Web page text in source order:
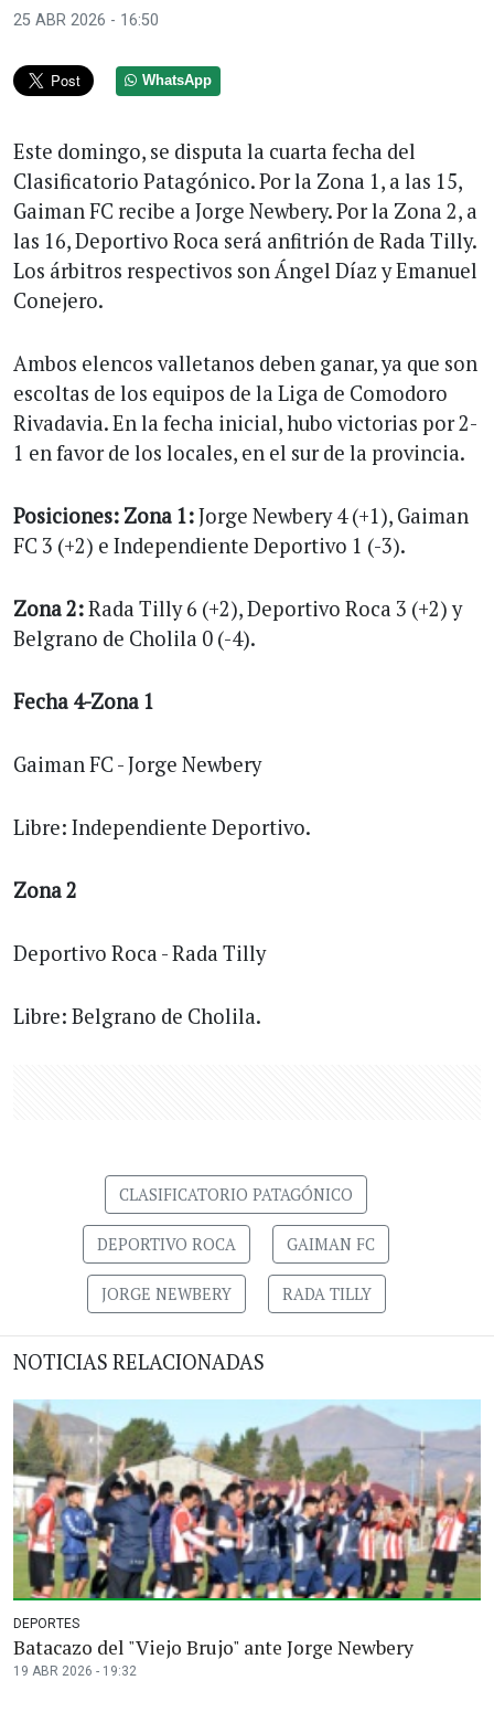
25 ABR 2026 - 16:50
WhatsApp
Este domingo, se disputa la cuarta fecha del
Clasificatorio Patagónico. Por la Zona 1, a las 15,
Gaiman FC recibe a Jorge Newbery. Por la Zona 2, a
las 16, Deportivo Roca será anfitrión de Rada Tilly.
Los árbitros respectivos son Ángel Díaz y Emanuel
Conejero.
Ambos elencos valletanos deben ganar, ya que son
escoltas de los equipos de la Liga de Comodoro
Rivadavia. En la fecha inicial, hubo victorias por 2-
1 en favor de los locales, en el sur de la provincia.
Posiciones: Zona 1:Jorge Newbery 4 (+1), Gaiman
FC 3 (+2) e Independiente Deportivo 1 (-3).
Zona 2:Rada Tilly 6 (+2), Deportivo Roca 3 (+2) y
Belgrano de Cholila 0 (-4).
Fecha 4-Zona 1
Gaiman FC - Jorge Newbery
Libre: Independiente Deportivo.
Zona 2
Deportivo Roca - Rada Tilly
Libre: Belgrano de Cholila.
CLASIFICATORIO PATAGÓNICO
DEPORTIVO ROCA GAIMAN FC
JORGE NEWBERY RADA TILLY
NOTICIAS RELACIONADAS
DEPORTES
Batacazo del "Viejo Brujo" ante Jorge Newbery
19 ABR 2026 - 19:32